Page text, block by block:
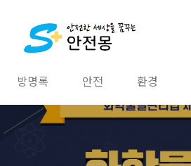
방명록 안전 환경